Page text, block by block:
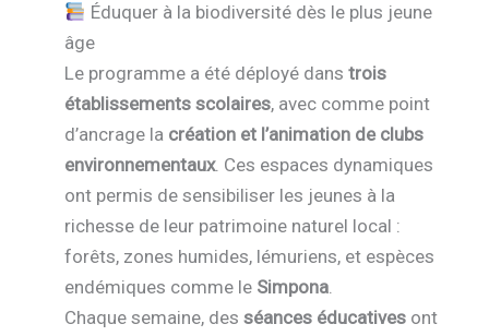
Éduquer à la biodiversité dès le plus jeune
âge
Le programme a été déployé danstrois
établissements scolaires, avec comme point
d’ancrage la création et l’animation de clubs
environnementaux. Ces espaces dynamiques
ont permis de sensibiliser les jeunes à la
richesse de leur patrimoine naturel local :
forêts, zones humides, lémuriens, et espèces
endémiques comme le Simpona.
Chaque semaine, desséances éducatives ont